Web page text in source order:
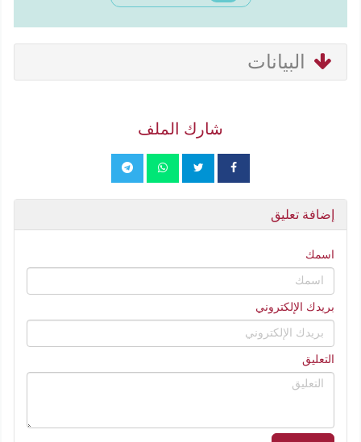
البيانات
شارك الملف
إضافة تعليق
اسمك
بريدك الإلكتروني
التعليق